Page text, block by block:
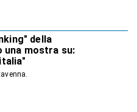
della
una mostra su: